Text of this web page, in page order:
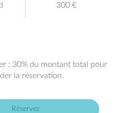
300 €
: 30% du montant total pour
la réservation.
Réservez